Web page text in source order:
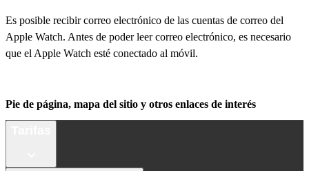
Es posible recibir correo electrónico de las cuentas de correo del
Apple Watch. Antes de poder leer correo electrónico, es necesario
que el Apple Watch esté conectado al móvil.
Pie de página, mapa del sitio y otros enlaces de interés